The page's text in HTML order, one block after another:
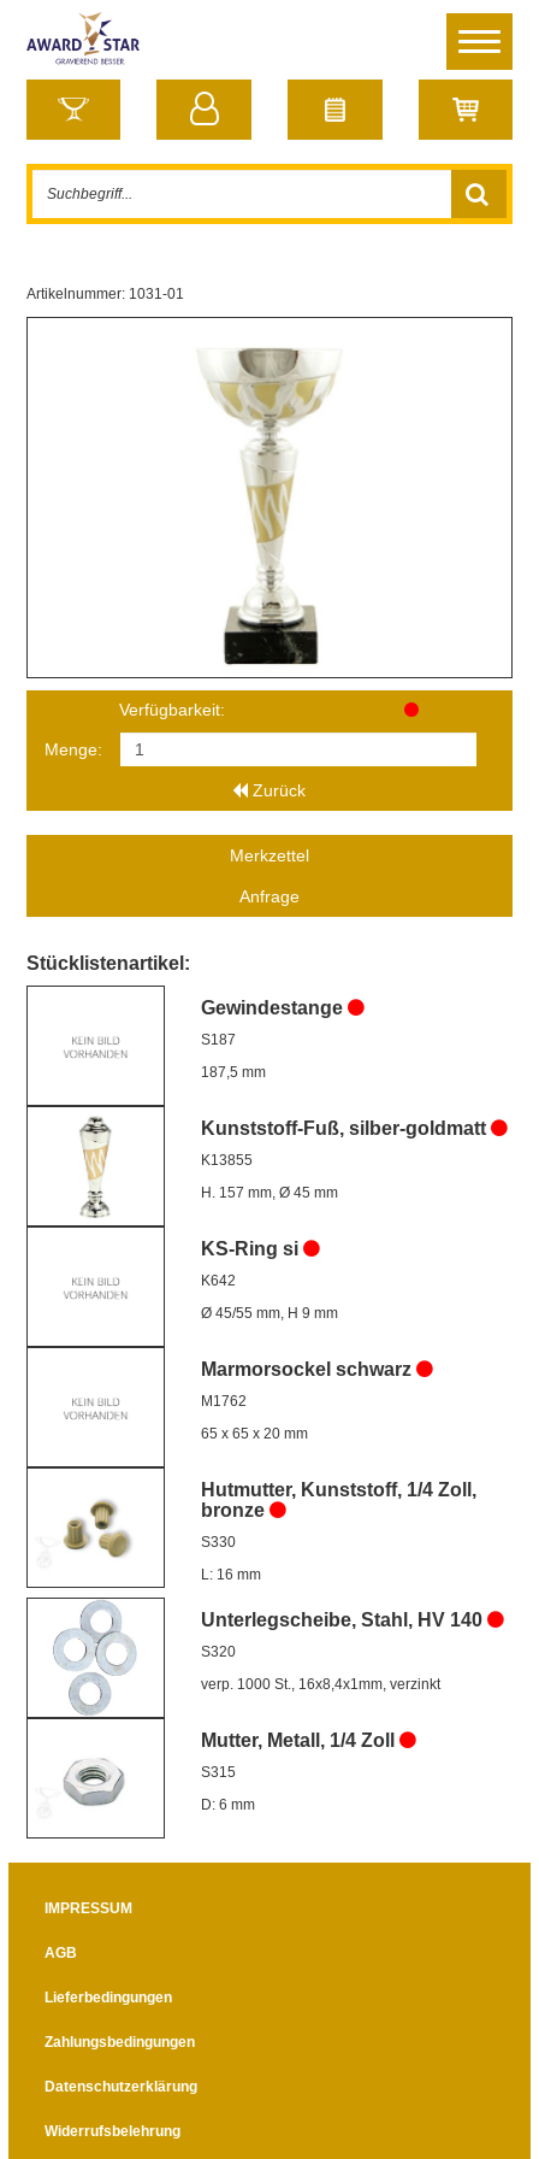
Artikelnummer: 1031-01
Verfügbarkeit:
Menge:
Zurück
Merkzettel
Anfrage
Stücklistenartikel:
Gewindestange
S187
187,5 mm
Kunststoff-Fuß, silber-goldmatt
K13855
H. 157 mm, Ø 45 mm
KS-Ring si
K642
Ø 45/55 mm, H 9 mm
Marmorsockel schwarz
M1762
65 x 65 x 20 mm
Hutmutter, Kunststoff, 1/4 Zoll,
bronze
S330
L: 16 mm
Unterlegscheibe, Stahl, HV 140
S320
verp. 1000 St., 16x8,4x1mm, verzinkt
Mutter, Metall, 1/4 Zoll
S315
D: 6 mm
IMPRESSUM
AGB
Lieferbedingungen
Zahlungsbedingungen
Datenschutzerklärung
Widerrufsbelehrung